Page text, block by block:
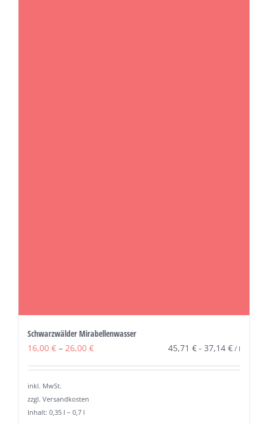
Schwarzwälder Mirabellenwasser
16,00 € – 26,00 € 45,71 € – 37,14 € / l
inkl. MwSt.
zzgl. Versandkosten
Inhalt: 0,35 l – 0,7 l